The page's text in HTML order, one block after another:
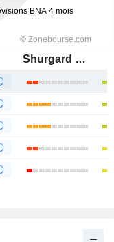
Shurgard Self-Storage Ltd.